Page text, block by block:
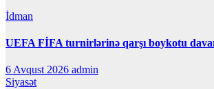
İdman
UEFA FİFA turnirlərinə qarşı boykotu
6 Avqust 2026 admin
Siyasət